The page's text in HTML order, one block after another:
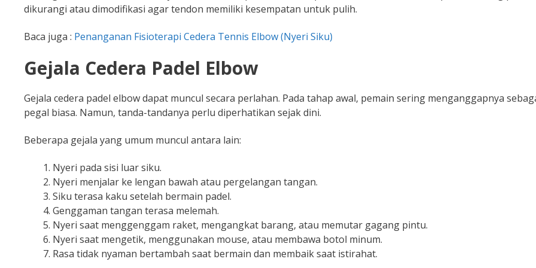
dikurangi atau dimodifikasi agar tendon memiliki kesempatan untuk pulih.
Baca juga : Penanganan Fisioterapi Cedera Tennis Elbow (Nyeri Siku)
Gejala Cedera Padel Elbow
Gejala cedera padel elbow dapat muncul secara perlahan. Pada tahap awal, pemain sering menganggapnya
pegal biasa. Namun, tanda-tandanya perlu diperhatikan sejak dini.
Beberapa gejala yang umum muncul antara lain:
Nyeri pada sisi luar siku.
Nyeri menjalar ke lengan bawah atau pergelangan tangan.
Siku terasa kaku setelah bermain padel.
Genggaman tangan terasa melemah.
Nyeri saat menggenggam raket, mengangkat barang, atau memutar gagang pintu.
Nyeri saat mengetik, menggunakan mouse, atau membawa botol minum.
Rasa tidak nyaman bertambah saat bermain dan membaik saat istirahat.